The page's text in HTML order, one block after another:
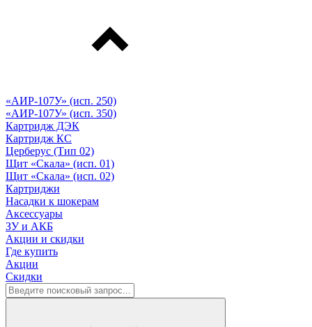
«АИР-107У» (исп. 250)
«АИР-107У» (исп. 350)
Картридж ДЭК
Картридж КС
Церберус (Тип 02)
Щит «Скала» (исп. 01)
Щит «Скала» (исп. 02)
Картриджи
Насадки к шокерам
Аксессуары
ЗУ и АКБ
Акции и скидки
Где купить
Акции
Скидки